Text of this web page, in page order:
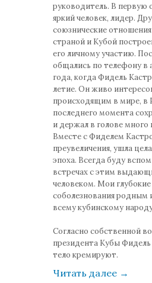
руководитель. В первую
яркий человек, лидер.
союзнические
страной и Кубой
его личному участию.
общались по телефону в
года, когда Фидель
летие. Он живо
происходящим в мире, в
последнего момента
и держал в голове
Вместе с Фиделем
преувеличения, ушла
эпоха. Всегда буду
встречах с этим
человеком. Мои глубокие
соболезнования родным
всему кубинскому
Согласно собственной
президента Кубы Фидель
тело кремируют.
Читать далее →